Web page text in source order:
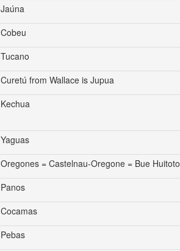
Jaúna
Cobeu
Tucano
Curetú from Wallace is Jupua
Kechua
Yaguas
Oregones = Castelnau-Oregone = Bue Huitoto
Panos
Cocamas
Pebas